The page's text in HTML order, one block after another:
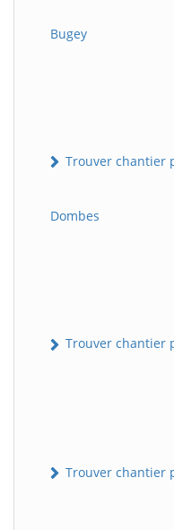
Bugey
Trouver chantier
Dombes
Trouver chantier
Trouver chantier